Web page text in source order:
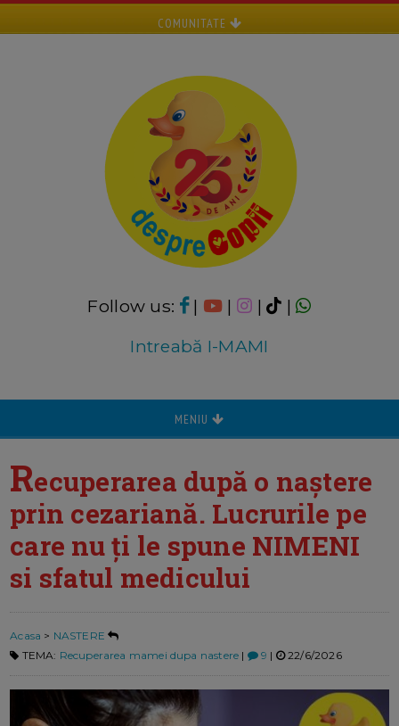
COMUNITATE
Follow us: | | |
|
Intreabă I-MAMI
MENIU
Recuperarea după o naștere
prin cezariană. Lucrurile pe
care nu ți le spune NIMENI
si sfatul medicului
Acasa > NASTERE
TEMA: Recuperarea mamei dupa nastere | 9 | 22/6/2026